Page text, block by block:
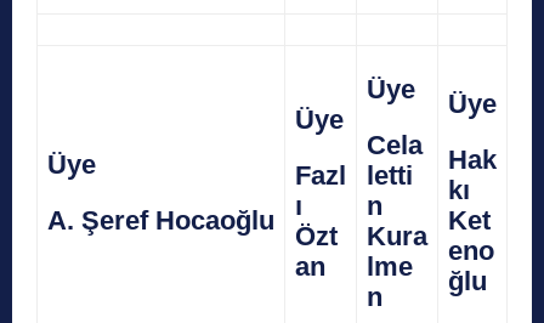
Üye
A. Şeref Hocaoğlu
Üye
Fazl
ı
Özt
an
Üye
Cela
letti
n
Kura
lme
n
Üye
Hak
kı
Ket
eno
ğlu